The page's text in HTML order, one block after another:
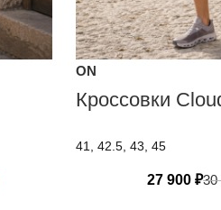
ON
Кроссовки
41, 42.5, 43, 45
27 900₽